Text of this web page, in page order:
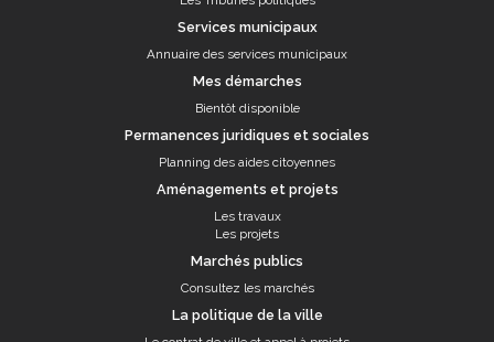
Services municipaux
Annuaire des services municipaux
Mes démarches
Bientôt disponible
Permanences juridiques et sociales
Planning des aides citoyennes
Aménagements et projets
Les travaux
Les projets
Marchés publics
Consultez les marchés
La politique de la ville